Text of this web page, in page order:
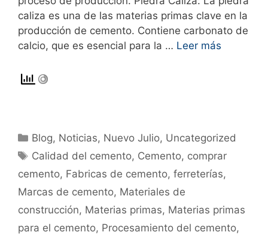
caliza es una de las materias primas clave en la
producción de cemento. Contiene carbonato de
calcio, que es esencial para la … Leer más
Blog, Noticias, Nuevo Julio, Uncategorized
Calidad del cemento, Cemento, comprar
cemento, Fabricas de cemento, ferreterías,
Marcas de cemento, Materiales de
construcción, Materias primas, Materias primas
para el cemento, Procesamiento del cemento,